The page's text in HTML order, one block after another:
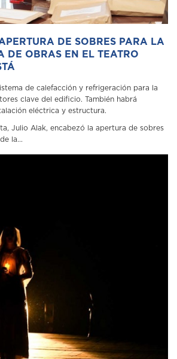
DE SOBRES PARA LA
DE OBRAS EN EL TEATRO
de calefacción y refrigeración para la
clave del edificio. También habrá
eléctrica y estructura.
Julio Alak, encabezó la apertura de sobres
la...